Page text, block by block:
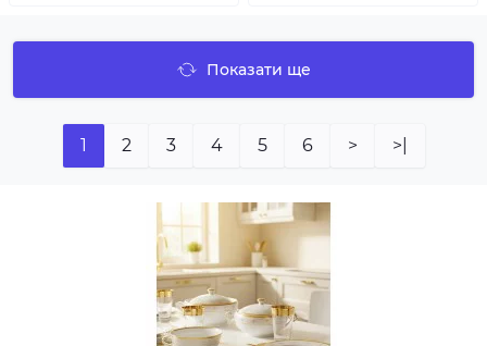
Показати ще
1 2 3 4 5 6 > >|